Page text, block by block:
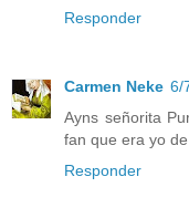
Responder
Carmen Neke 6/
Ayns señorita
fan que era yo
Responder